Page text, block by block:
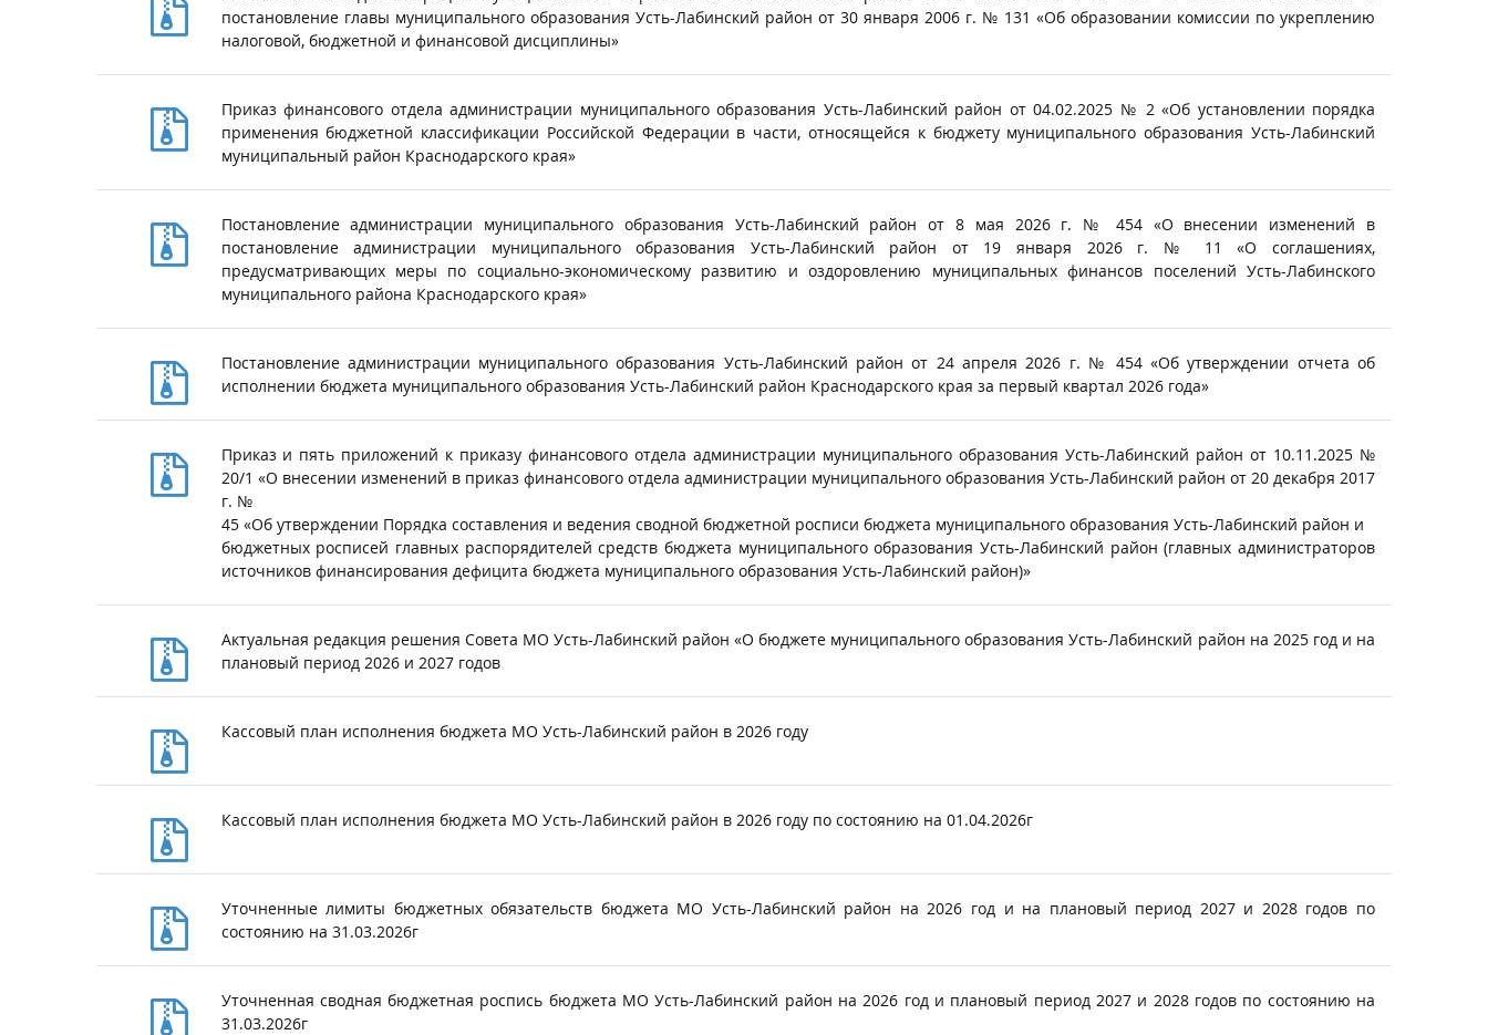
постановление главы муниципального образования Усть-Лабинский район от 30 января 2006 г. № 131 «Об образовании комиссии по укреплению
налоговой, бюджетной и финансовой дисциплины»
Приказ финансового отдела администрации муниципального образования Усть-Лабинский район от 04.02.2025 № 2 «Об установлении порядка
применения бюджетной классификации Российской Федерации в части, относящейся к бюджету муниципального образования Усть-Лабинский
муниципальный район Краснодарского края»
Постановление администрации муниципального образования Усть-Лабинский район от 8 мая 2026 г. № 454 «О внесении изменений в
постановление администрации муниципального образования Усть-Лабинский район от 19 января 2026 г. № 11 «О соглашениях,
предусматривающих меры по социально-экономическому развитию и оздоровлению муниципальных финансов поселений Усть-Лабинского
муниципального района Краснодарского края»
Постановление администрации муниципального образования Усть-Лабинский район от 24 апреля 2026 г. № 454 «Об утверждении отчета об
исполнении бюджета муниципального образования Усть-Лабинский район Краснодарского края за первый квартал 2026 года»
Приказ и пять приложений к приказу финансового отдела администрации муниципального образования Усть-Лабинский район от 10.11.2025 №
20/1 «О внесении изменений в приказ финансового отдела администрации муниципального образования Усть-Лабинский район от 20 декабря 2017
г. №
45 «Об утверждении Порядка составления и ведения сводной бюджетной росписи бюджета муниципального образования Усть-Лабинский район и
бюджетных росписей главных распорядителей средств бюджета муниципального образования Усть-Лабинский район (главных администраторов
источников финансирования дефицита бюджета муниципального образования Усть-Лабинский район)»
Актуальная редакция решения Совета МО Усть-Лабинский район «О бюджете муниципального образования Усть-Лабинский район на 2025 год и на
плановый период 2026 и 2027 годов
Кассовый план исполнения бюджета МО Усть-Лабинский район в 2026 году
Кассовый план исполнения бюджета МО Усть-Лабинский район в 2026 году по состоянию на 01.04.2026г
Уточненные лимиты бюджетных обязательств бюджета МО Усть-Лабинский район на 2026 год и на плановый период 2027 и 2028 годов по
состоянию на 31.03.2026г
Уточненная сводная бюджетная роспись бюджета МО Усть-Лабинский район на 2026 год и плановый период 2027 и 2028 годов по состоянию на
31.03.2026г